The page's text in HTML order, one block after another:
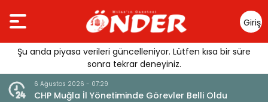
Giriş
Yap
Şu anda piyasa verileri güncelleniyor. Lütfen kısa bir süre
sonra tekrar deneyiniz.
6 Ağustos 2026 - 07:29
CHP Muğla İl Yönetiminde Görevler Belli Oldu